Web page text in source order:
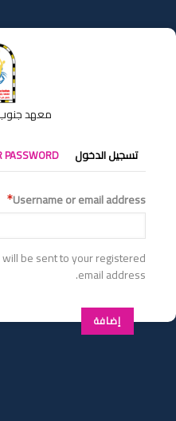
إلى
المحتوى
معهد
التبويبات
الأساسية
تسجيل الدخول PASSWORD
Username or email address
be sent to your registered
email address.